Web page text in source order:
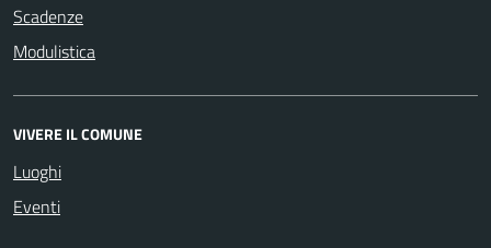
Scadenze
Modulistica
VIVERE IL COMUNE
Luoghi
Eventi